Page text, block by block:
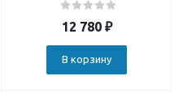
12 780₽
В корзину